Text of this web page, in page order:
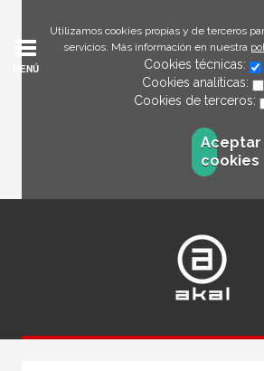
Utilizamos cookies propias y de terceros
servicios. Más información en nuestra
Cookies técnicas:
Cookies analíticas:
Cookies de terceros:
Aceptar
cookies
MENÚ